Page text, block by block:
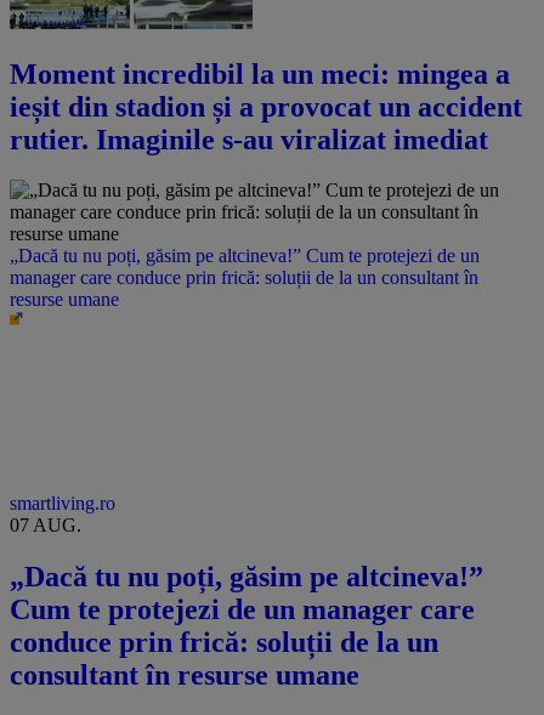
Moment incredibil la un meci: mingea a
ieșit din stadion și a provocat un accident
rutier. Imaginile s-au viralizat imediat
„Dacă tu nu poți, găsim pe altcineva!” Cum te protejezi de un
manager care conduce prin frică: soluții de la un consultant în
resurse umane
smartliving.ro
07 AUG.
„Dacă tu nu poți, găsim pe altcineva!”
Cum te protejezi de un manager care
conduce prin frică: soluții de la un
consultant în resurse umane